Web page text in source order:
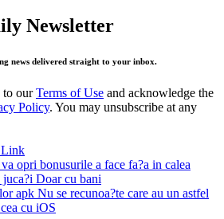
Newsletter
news delivered straight to your inbox.
to ourTerms of Use and acknowledge the
Policy. You may unsubscribe at any
opri bonusurile a face fa?a in calea
Doar cu bani
apk Nu se recunoa?te care au un astfel
cu iOS